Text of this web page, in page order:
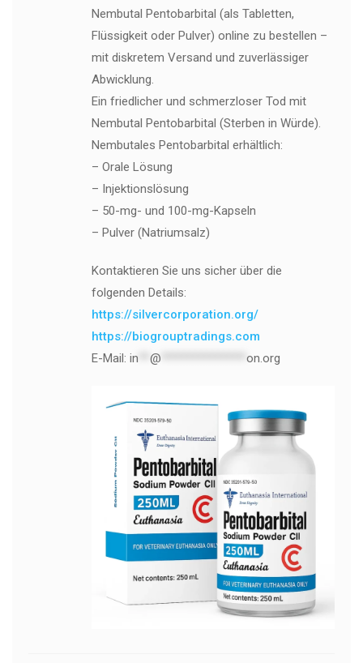
Nembutal Pentobarbital (als Tabletten,
Flüssigkeit oder Pulver) online zu bestellen –
mit diskretem Versand und zuverlässiger
Abwicklung.
Ein friedlicher und schmerzloser Tod mit
Nembutal Pentobarbital (Sterben in Würde).
Nembutales Pentobarbital erhältlich:
– Orale Lösung
– Injektionslösung
– 50-mg- und 100-mg-Kapseln
– Pulver (Natriumsalz)
Kontaktieren Sie uns sicher über die
folgenden Details:
https://silvercorporation.org/
https://biogrouptradings.com
E-Mail: in @ on.org